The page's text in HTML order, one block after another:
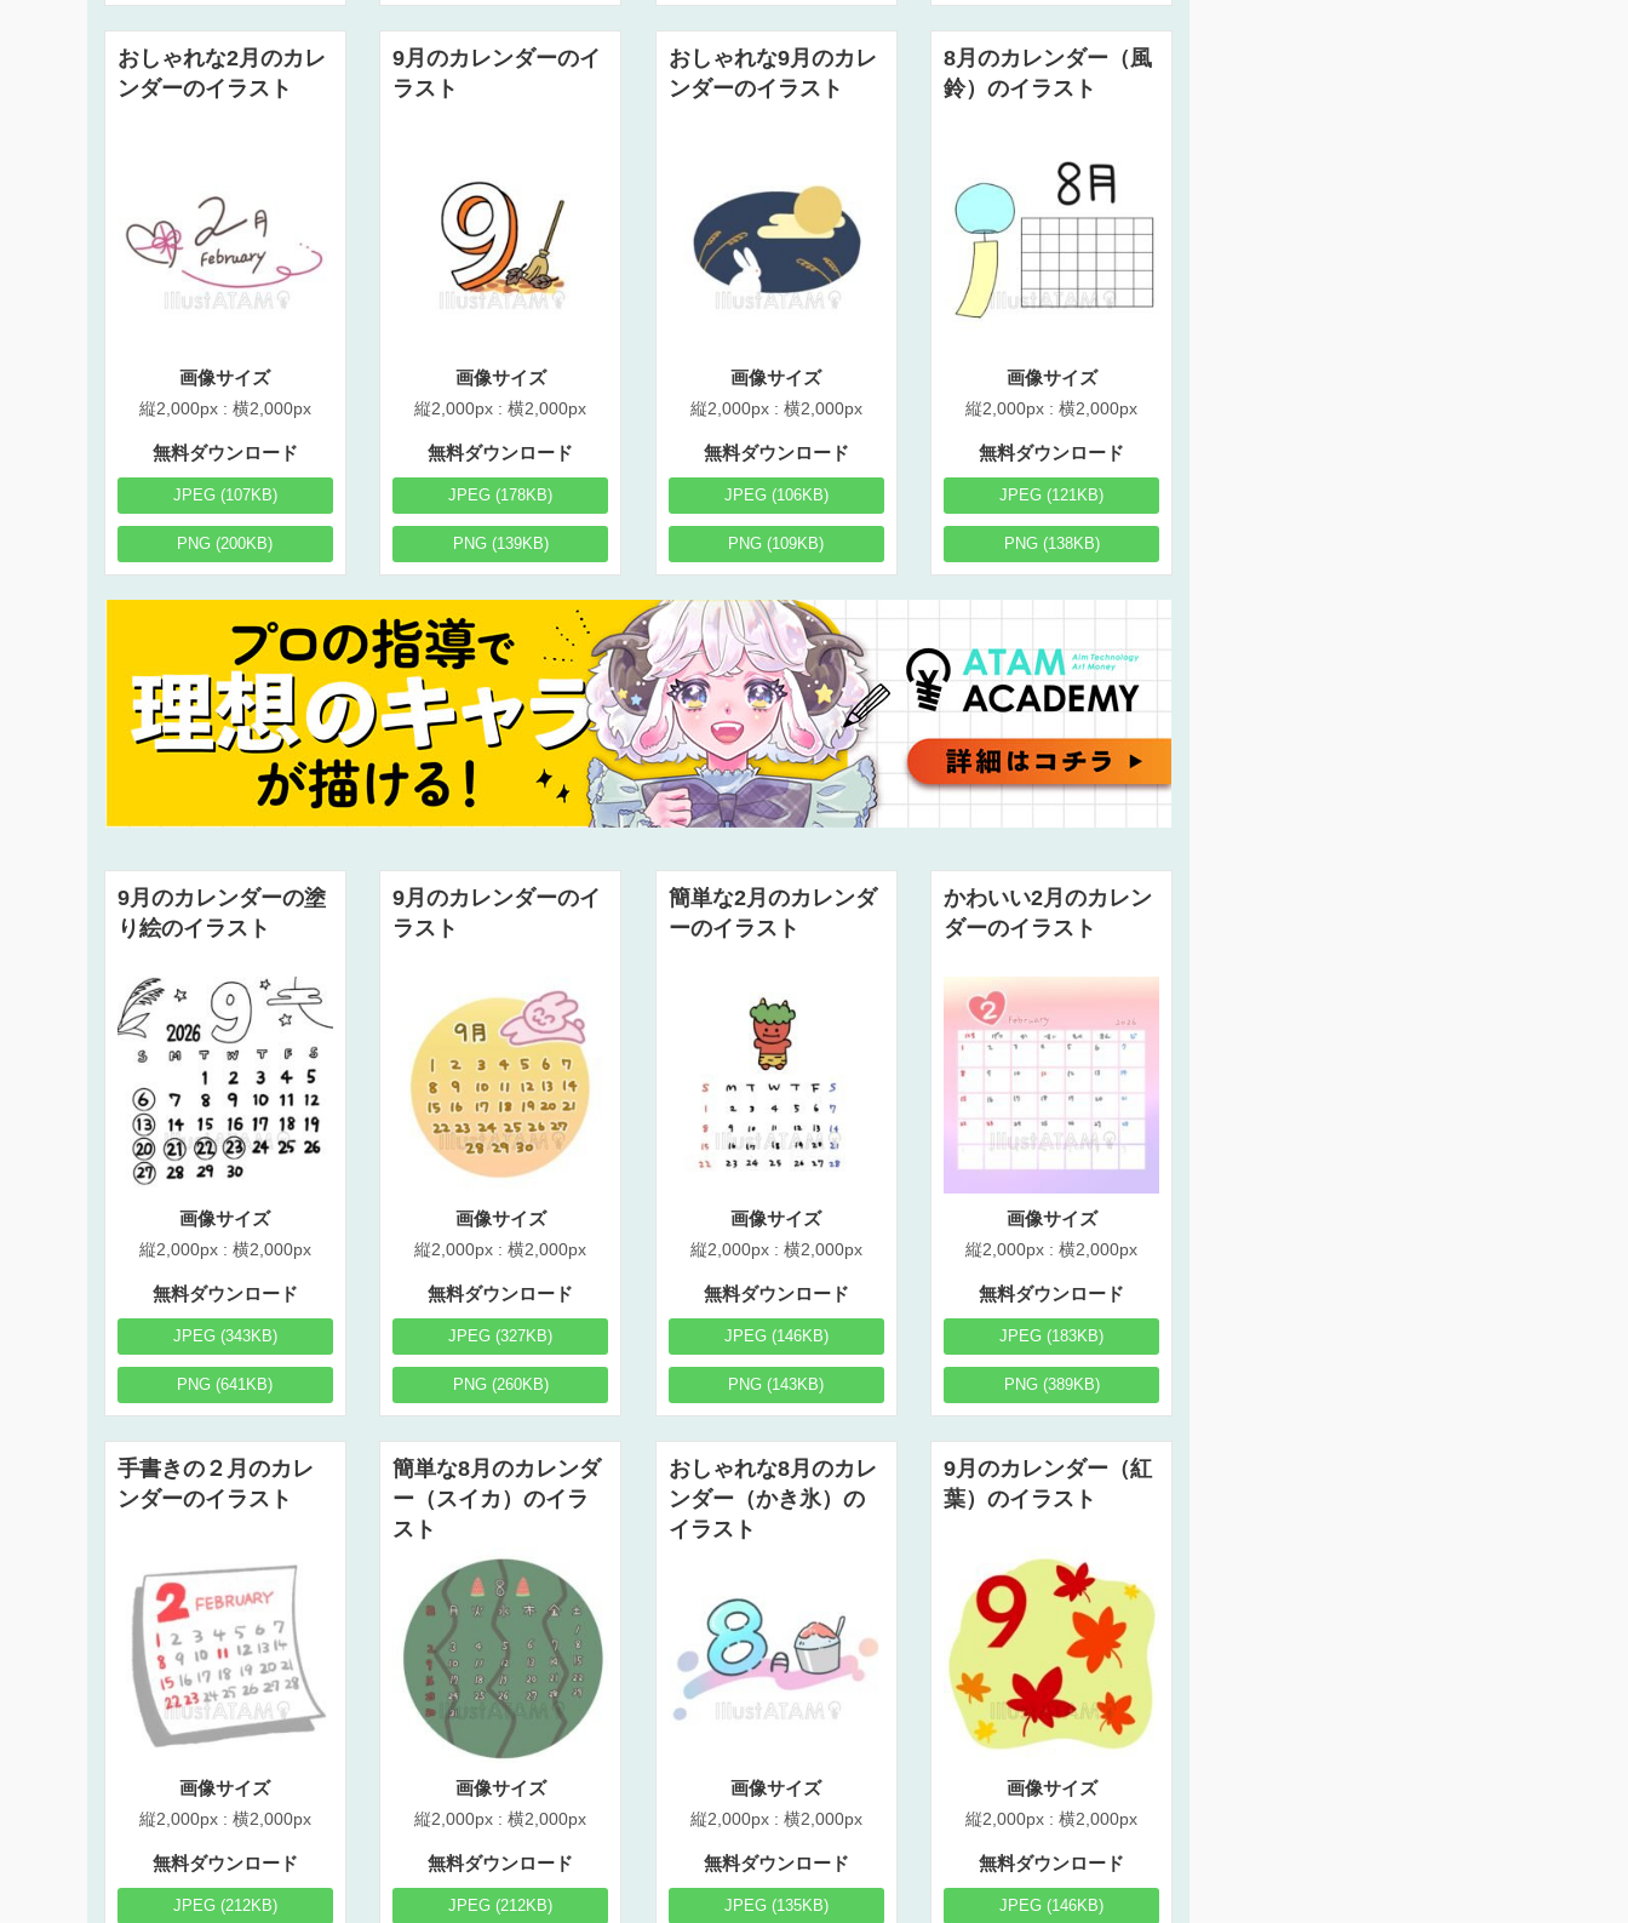
おしゃれな2月のカレ
ンダーのイラスト
画像サイズ
縦2,000px : 横2,000px
無料ダウンロード
JPEG (107KB)
PNG (200KB)
9月のカレンダーのイ
ラスト
画像サイズ
縦2,000px : 横2,000px
無料ダウンロード
JPEG (178KB)
PNG (139KB)
おしゃれな9月のカレ
ンダーのイラスト
画像サイズ
縦2,000px : 横2,000px
無料ダウンロード
JPEG (106KB)
PNG (109KB)
8月のカレンダー（風
鈴）のイラスト
画像サイズ
縦2,000px : 横2,000px
無料ダウンロード
JPEG (121KB)
PNG (138KB)
9月のカレンダーの塗
り絵のイラスト
画像サイズ
縦2,000px : 横2,000px
無料ダウンロード
JPEG (343KB)
PNG (641KB)
9月のカレンダーのイ
ラスト
画像サイズ
縦2,000px : 横2,000px
無料ダウンロード
JPEG (327KB)
PNG (260KB)
簡単な2月のカレンダ
ーのイラスト
画像サイズ
縦2,000px : 横2,000px
無料ダウンロード
JPEG (146KB)
PNG (143KB)
かわいい2月のカレン
ダーのイラスト
画像サイズ
縦2,000px : 横2,000px
無料ダウンロード
JPEG (183KB)
PNG (389KB)
手書きの２月のカレ
ンダーのイラスト
画像サイズ
縦2,000px : 横2,000px
無料ダウンロード
JPEG (212KB)
簡単な8月のカレンダ
ー（スイカ）のイラ
スト
画像サイズ
縦2,000px : 横2,000px
無料ダウンロード
JPEG (212KB)
おしゃれな8月のカレ
ンダー（かき氷）の
イラスト
画像サイズ
縦2,000px : 横2,000px
無料ダウンロード
JPEG (135KB)
9月のカレンダー（紅
葉）のイラスト
画像サイズ
縦2,000px : 横2,000px
無料ダウンロード
JPEG (146KB)